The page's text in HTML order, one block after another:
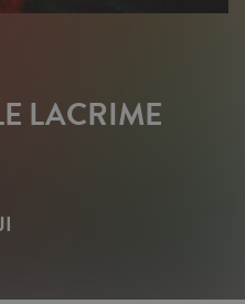
LACRIME